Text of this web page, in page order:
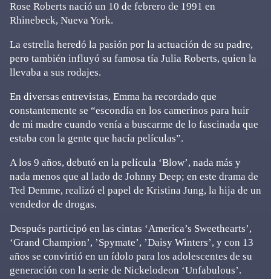
Rose Roberts nació un 10 de febrero de 1991 en
Rhinebeck, Nueva York.
La estrella heredó la pasión por la actuación de su padre,
pero también influyó su famosa tía Julia Roberts, quien la
llevaba a sus rodajes.
En diversas entrevistas, Emma ha recordado que
constantemente se “escondía en los camerinos para huir
de mi madre cuando venía a buscarme de lo fascinada que
estaba con la gente que hacía películas”.
A los 9 años, debutó en la película ‘Blow’, nada más y
nada menos que al lado de Johnny Deep; en este drama de
Ted Demme, realizó el papel de Kristina Jung, la hija de un
vendedor de drogas.
Después participó en las cintas ‘America’s Sweethearts’,
‘Grand Champion’, ’Spymate’, ’Daisy Winters’, y con 13
años se convirtió en un ídolo para los adolescentes de su
generación con la serie de Nickelodeon ‘Unfabulous’.